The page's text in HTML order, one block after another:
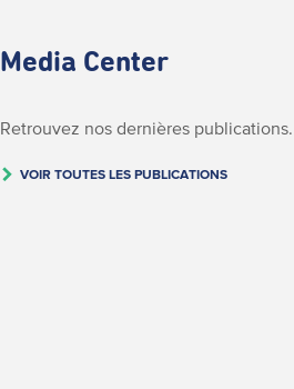
Media Center
Retrouvez nos dernières publications.
VOIR TOUTES LES PUBLICATIONS